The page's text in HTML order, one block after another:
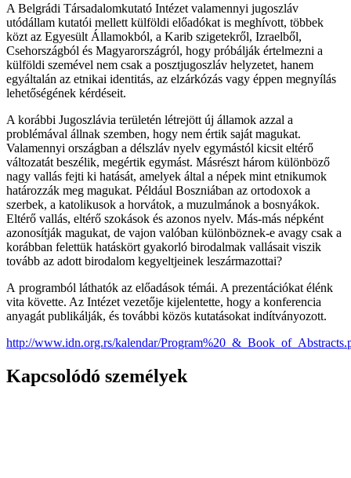
A Belgrádi Társadalomkutató Intézet valamennyi jugoszláv
utódállam kutatói mellett külföldi előadókat is meghívott, többek
közt az Egyesült Államokból, a Karib szigetekről, Izraelből,
Csehországból és Magyarországról, hogy próbálják értelmezni a
külföldi szemével nem csak a posztjugoszláv helyzetet, hanem
egyáltalán az etnikai identitás, az elzárkózás vagy éppen megnyílás
lehetőségének kérdéseit.
A korábbi Jugoszlávia területén létrejött új államok azzal a
problémával állnak szemben, hogy nem értik saját magukat.
Valamennyi országban a délszláv nyelv egymástól kicsit eltérő
változatát beszélik, megértik egymást. Másrészt három különböző
nagy vallás fejti ki hatását, amelyek által a népek mint etnikumok
határozzák meg magukat. Például Boszniában az ortodoxok a
szerbek, a katolikusok a horvátok, a muzulmánok a bosnyákok.
Eltérő vallás, eltérő szokások és azonos nyelv. Más-más népként
azonosítják magukat, de vajon valóban különböznek-e avagy csak a
korábban felettük hatáskört gyakorló birodalmak vallásait viszik
tovább az adott birodalom kegyeltjeinek leszármazottai?
A programból láthatók az előadások témái. A prezentációkat élénk
vita követte. Az Intézet vezetője kijelentette, hogy a konferencia
anyagát publikálják, és további közös kutatásokat indítványozott.
http://www.idn.org.rs/kalendar/
Kapcsolódó személyek